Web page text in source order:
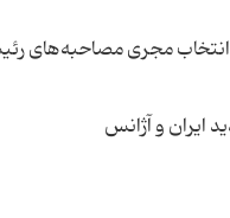
مجری مصاحبه‌های
ایران و آژانس